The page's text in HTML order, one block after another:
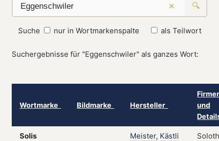
× 🔍
Suche nur in Wortmarkenspalte als Teilwort
Suchergebnisse für "Eggenschwiler" als ganzes Wort:
Wortmarke Bildmarke Hersteller
und
Solis Meister, Kästli